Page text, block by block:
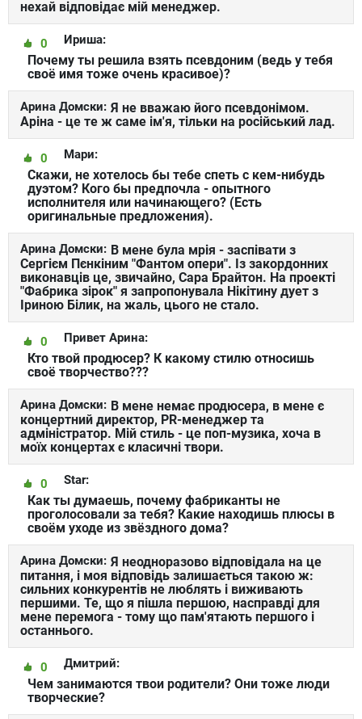
нехай відповідає мій менеджер.
Ириша:
0
Почему ты решила взять псевдоним (ведь у тебя
своё имя тоже очень красивое)?
Арина Домски: Я не вважаю його псевдонімом.
Аріна - це те ж саме ім'я, тільки на російський лад.
Мари:
0
Скажи, не хотелось бы тебе спеть с кем-нибудь
дуэтом? Кого бы предпочла - опытного
исполнителя или начинающего? (Есть
оригинальные предложения).
Арина Домски: В мене була мрія - заспівати з
Сергієм Пєнкіним "Фантом опери". Із закордонних
виконавців це, звичайно, Сара Брайтон. На проекті
"Фабрика зірок" я запропонувала Нікітину дует з
Іриною Білик, на жаль, цього не стало.
Привет Арина:
0
Кто твой продюсер? К какому стилю относишь
своё творчество???
Арина Домски: В мене немає продюсера, в мене є
концертний директор, PR-менеджер та
адміністратор. Мій стиль - це поп-музика, хоча в
моїх концертах є класичні твори.
Star:
0
Как ты думаешь, почему фабриканты не
проголосовали за тебя? Какие находишь плюсы в
своём уходе из звёздного дома?
Арина Домски: Я неодноразово відповідала на це
питання, і моя відповідь залишається такою ж:
сильних конкурентів не люблять і виживають
першими. Те, що я пішла першою, насправді для
мене перемога - тому що пам'ятають першого і
останнього.
Дмитрий:
0
Чем занимаются твои родители? Они тоже люди
творческие?